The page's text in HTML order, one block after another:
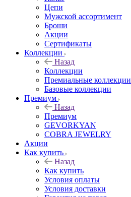
Цепи
Мужской ассортимент
Броши
Акции
Сертификаты
Коллекции
Назад
Коллекции
Премиальные коллекции
Базовые коллекции
Премиум
Назад
Премиум
GEVORKYAN
COBRA JEWELRY
Акции
Как купить
Назад
Как купить
Условия оплаты
Условия доставки